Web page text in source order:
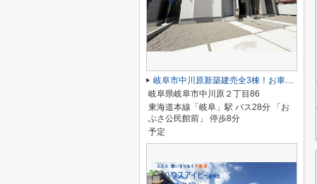
岐阜市中川原新築建売全3棟！お車並列3台可能！南道路につき日当り良好♪ウォークインクローゼットあり！
岐阜県岐阜市中川原２丁目86
東海道本線「岐阜」駅 バス28分 「お
ぶさ公民館前」 停歩8分
予定